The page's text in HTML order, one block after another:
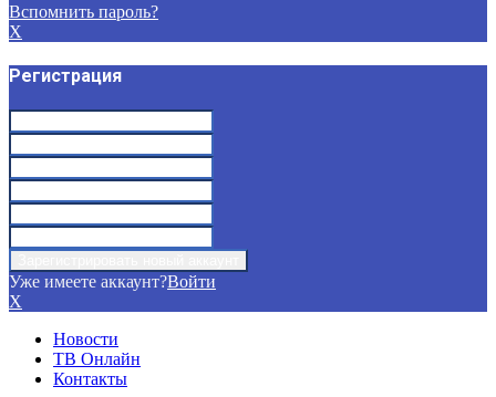
Вспомнить пароль?
X
Регистрация
Уже имеете аккаунт?Войти
X
Новости
ТВ Онлайн
Контакты